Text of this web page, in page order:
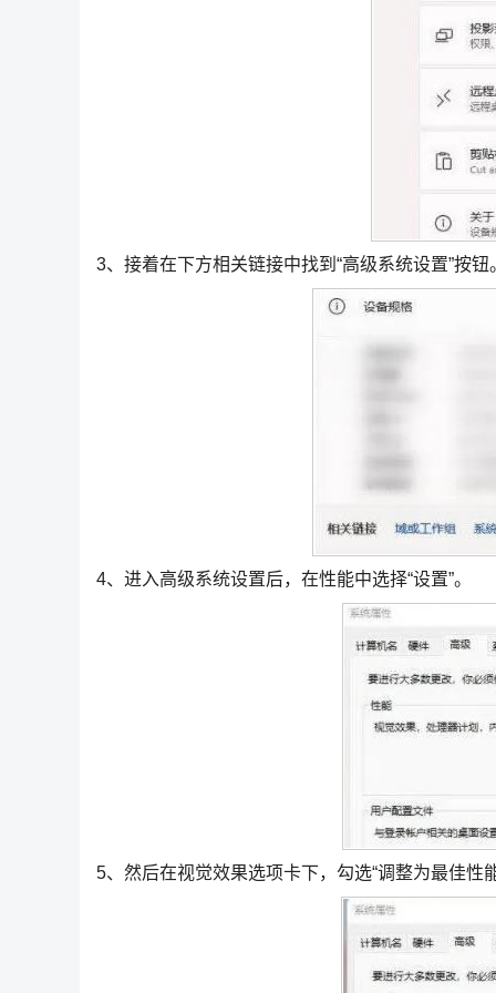
3、接着在下方相关链接中找到“高级系统设置”按钮
4、进入高级系统设置后，在性能中选择“设置”。
5、然后在视觉效果选项卡下，勾选“调整为最佳性